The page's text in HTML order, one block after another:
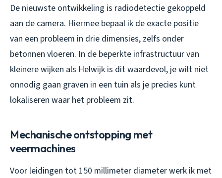
De nieuwste ontwikkeling is radiodetectie gekoppeld
aan de camera. Hiermee bepaal ik de exacte positie
van een probleem in drie dimensies, zelfs onder
betonnen vloeren. In de beperkte infrastructuur van
kleinere wijken als Helwijk is dit waardevol, je wilt niet
onnodig gaan graven in een tuin als je precies kunt
lokaliseren waar het probleem zit.
Mechanische ontstopping met
veermachines
Voor leidingen tot 150 millimeter diameter werk ik met